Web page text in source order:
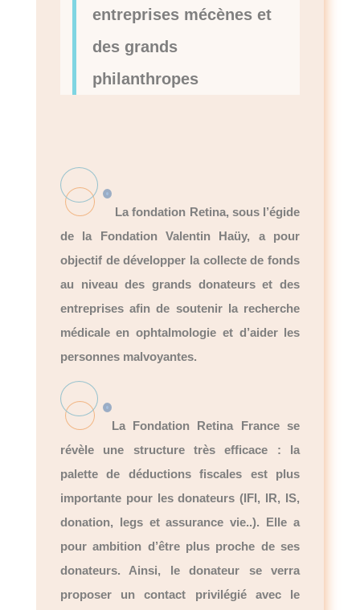
entreprises mécènes et
des grands
philanthropes
La fondation Retina, sous l’égide
de la Fondation Valentin Haüy, a pour
objectif de développer la collecte de fonds
au niveau des grands donateurs et des
entreprises afin de soutenir la recherche
médicale en ophtalmologie et d’aider les
personnes malvoyantes.
La Fondation Retina France se
révèle une structure très efficace : la
palette de déductions fiscales est plus
importante pour les donateurs (IFI, IR, IS,
donation, legs et assurance vie..). Elle a
pour ambition d’être plus proche de ses
donateurs. Ainsi, le donateur se verra
proposer un contact privilégié avec le